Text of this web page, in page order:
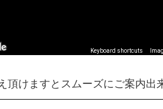
Keyboard shortcuts
けますとスムーズにご案内出